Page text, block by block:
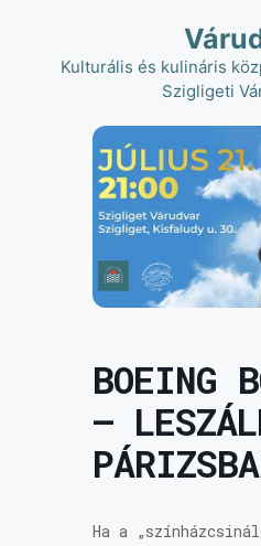
tartalombaKulturális és kulináris
Szigligeti
BOEING
–
Ha a